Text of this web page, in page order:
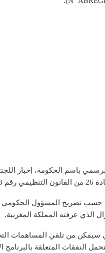
تصريح المسؤول الحكومي
الذي عرفته المملكة المغربية.
من تلقي المساهمات
النفقات المتعلقة بالبرنامج